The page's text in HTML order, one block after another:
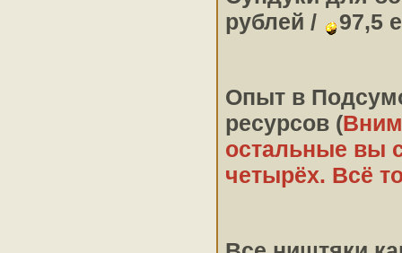
рублей /
97,5
Опыт в
ресурсов (
остальные вы
четырёх. Всё